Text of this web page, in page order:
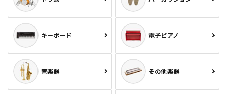
キーボード 電子ピアノ
管楽器 その他楽器